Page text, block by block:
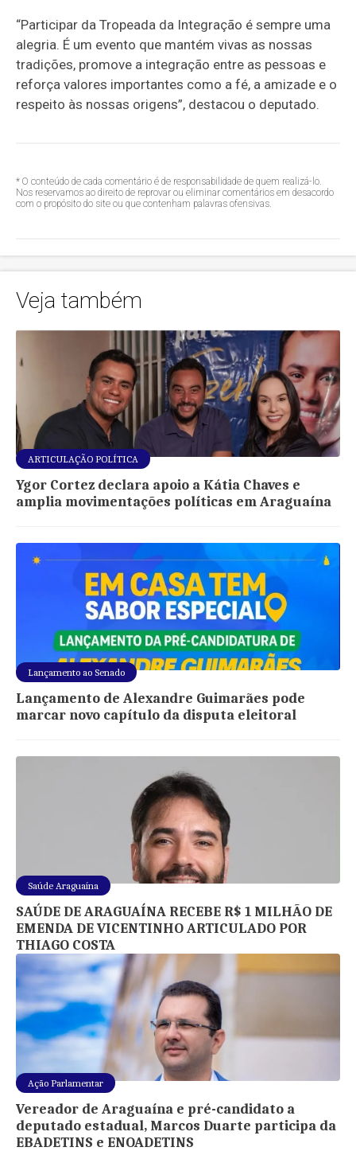
“Participar da Tropeada da Integração é sempre uma
alegria. É um evento que mantém vivas as nossas
tradições, promove a integração entre as pessoas e
reforça valores importantes como a fé, a amizade e o
respeito às nossas origens”, destacou o deputado.
* O conteúdo de cada comentário é de responsabilidade de quem realizá-lo.
Nos reservamos ao direito de reprovar ou eliminar comentários em desacordo
com o propósito do site ou que contenham palavras ofensivas.
Veja também
ARTICULAÇÃO POLÍTICA
Ygor Cortez declara apoio a Kátia Chaves e
amplia movimentações políticas em Araguaína
Lançamento ao Senado
Lançamento de Alexandre Guimarães pode
marcar novo capítulo da disputa eleitoral
Saúde Araguaína
SAÚDE DE ARAGUAÍNA RECEBE R$ 1 MILHÃO DE
EMENDA DE VICENTINHO ARTICULADO POR
THIAGO COSTA
Ação Parlamentar
Vereador de Araguaína e pré-candidato a
deputado estadual, Marcos Duarte participa da
EBADETINS e ENOADETINS